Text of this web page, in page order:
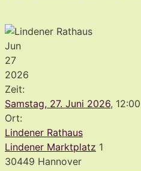
Jun
27
2026
Zeit:
Samstag, 27. Juni 2026,
Ort:
Lindener Rathaus
Lindener Marktplatz 1
30449 Hannover